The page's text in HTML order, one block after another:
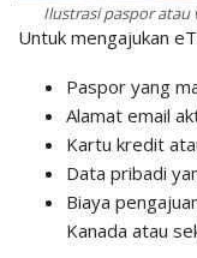
Ilustrasi paspor atau
Untuk mengajukan
Paspor yang
Alamat email
Kartu kredit
Data pribadi
Biaya
Kanada atau